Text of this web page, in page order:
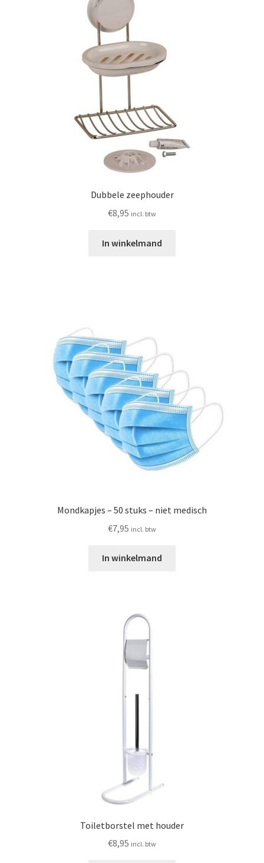
Dubbele zeephouder
€8,95 incl. btw
In winkelmand
Mondkapjes – 50 stuks – niet medisch
€7,95 incl. btw
In winkelmand
Toiletborstel met houder
€8,95 incl. btw